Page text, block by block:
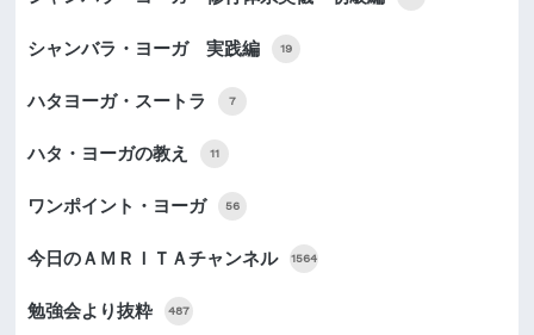
シャンバラ・ヨーガ 実践編 19
ハタヨーガ・スートラ 7
ハタ・ヨーガの教え 11
ワンポイント・ヨーガ 56
今日のＡＭＲＩＴＡチャンネル 1564
勉強会より抜粋 487